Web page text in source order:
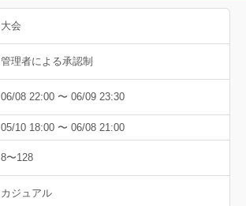
大会
管理者による承認制
06/08 22:00 〜 06/09 23:30
05/10 18:00 〜 06/08 21:00
8〜128
カジュアル